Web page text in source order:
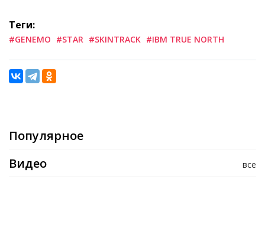
Теги:
#GENEMO #STAR #SKINTRACK #IBM TRUE NORTH
Популярное
все
Видео